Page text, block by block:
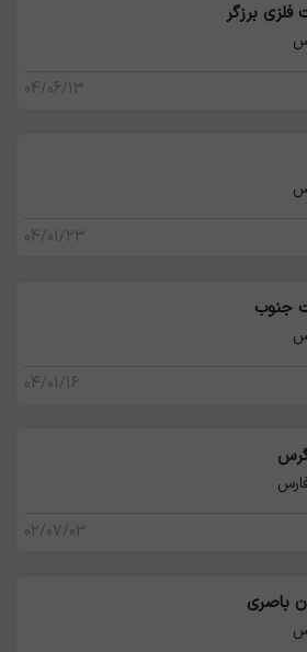
فلزی برزگر
04/06/13
04/01/23
جنوب
04/01/16
02/07/03
باصری